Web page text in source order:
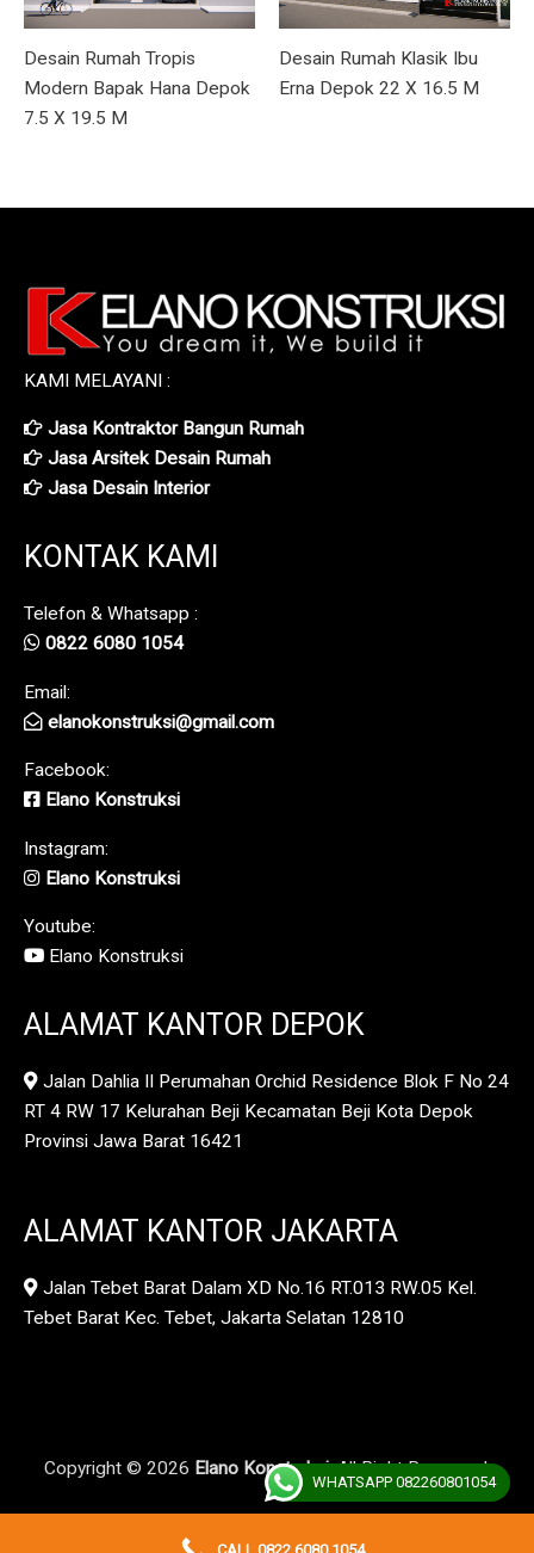
Desain Rumah Tropis
Modern Bapak Hana Depok
7.5 X 19.5 M
Desain Rumah Klasik Ibu
Erna Depok 22 X 16.5 M
KAMI MELAYANI :
Jasa Kontraktor Bangun Rumah
Jasa Arsitek Desain Rumah
Jasa Desain Interior
KONTAK KAMI
Telefon & Whatsapp :
0822 6080 1054
Email:
elanokonstruksi@gmail.com
Facebook:
Elano Konstruksi
Instagram:
Elano Konstruksi
Youtube:
Elano Konstruksi
ALAMAT KANTOR DEPOK
Jalan Dahlia II Perumahan Orchid Residence Blok F No 24
RT 4 RW 17 Kelurahan Beji Kecamatan Beji Kota Depok
Provinsi Jawa Barat 16421
ALAMAT KANTOR JAKARTA
Jalan Tebet Barat Dalam XD No.16 RT.013 RW.05 Kel.
Tebet Barat Kec. Tebet, Jakarta Selatan 12810
Copyright © 2026 Elano Konstruksi.All Right Reserved.
WHATSAPP 082260801054
CALL 0822 6080 1054